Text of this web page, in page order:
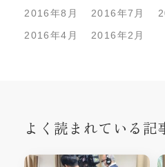
2016年8月
2016年7月
2016年4月
2016年2月
よく読まれている記